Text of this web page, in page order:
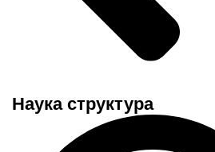
Наука структура